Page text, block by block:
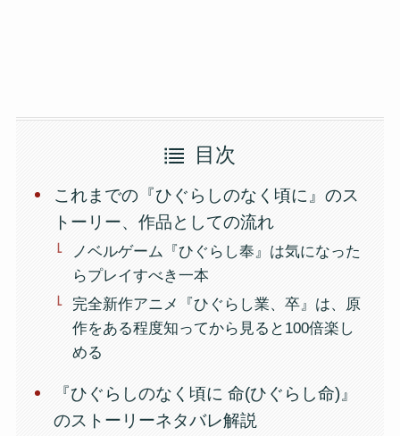
目次
これまでの『ひぐらしのなく頃に』のス
トーリー、作品としての流れ
ノベルゲーム『ひぐらし奉』は気になった
らプレイすべき一本
完全新作アニメ『ひぐらし業、卒』は、原
作をある程度知ってから見ると100倍楽し
める
『ひぐらしのなく頃に 命(ひぐらし命)』
のストーリーネタバレ解説